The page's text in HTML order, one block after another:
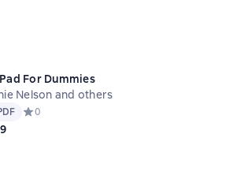
For Dummies
Melanie Nelson and others
Средний рейтинг 0 на основе 0 оценок
0